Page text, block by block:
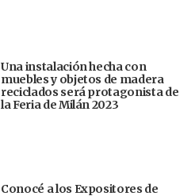
Una instalación hecha con
muebles y objetos de madera
reciclados será protagonista de
la Feria de Milán 2023
Conocé a los Expositores de